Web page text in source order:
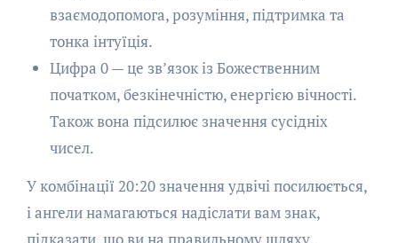
взаємодопомога, розуміння, підтримка та
тонка інтуїція.
Цифра 0 — це зв’язок із Божественним
початком, безкінечністю, енергією вічності.
Також вона підсилює значення сусідніх
чисел.
У комбінації 20:20 значення удвічі посилюється,
і ангели намагаються надіслати вам знак,